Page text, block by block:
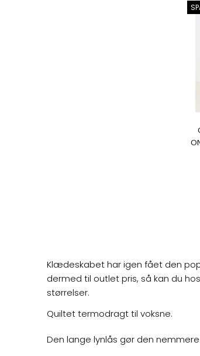
Klædeskabet har igen fået den
dermed til outlet pris, så kan du
størrelser.
Quiltet termodragt til voksne.
Den lange lynlås gør den